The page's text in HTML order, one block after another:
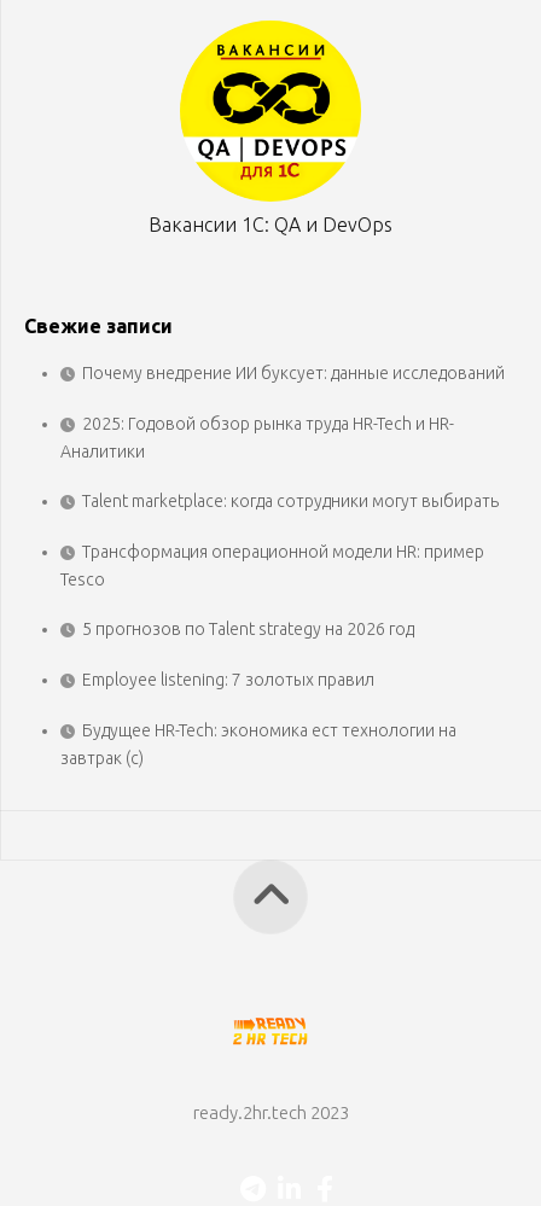
Вакансии 1С: QA и DevOps
Свежие записи
Почему внедрение ИИ буксует: данные исследований
2025: Годовой обзор рынка труда HR-Tech и HR-
Аналитики
Talent marketplace: когда сотрудники могут выбирать
Трансформация операционной модели HR: пример
Tesco
5 прогнозов по Talent strategy на 2026 год
Employee listening: 7 золотых правил
Будущее HR-Tech: экономика ест технологии на
завтрак (с)
ready.2hr.tech 2023